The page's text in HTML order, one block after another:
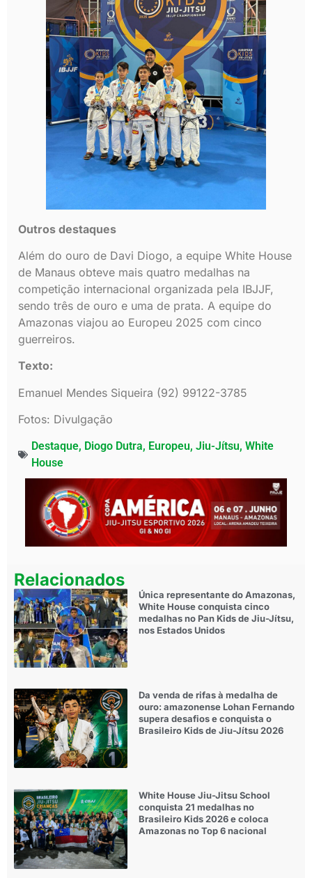
Outros destaques
Além do ouro de Davi Diogo, a equipe White House
de Manaus obteve mais quatro medalhas na
competição internacional organizada pela IBJJF,
sendo três de ouro e uma de prata. A equipe do
Amazonas viajou ao Europeu 2025 com cinco
guerreiros.
Texto:
Emanuel Mendes Siqueira (92) 99122-3785
Fotos: Divulgação
Destaque, Diogo Dutra, Europeu, Jiu-Jítsu, White
House
Relacionados
Única representante do Amazonas,
White House conquista cinco
medalhas no Pan Kids de Jiu-Jítsu,
nos Estados Unidos
Da venda de rifas à medalha de
ouro: amazonense Lohan Fernando
supera desafios e conquista o
Brasileiro Kids de Jiu-Jítsu 2026
White House Jiu-Jitsu School
conquista 21 medalhas no
Brasileiro Kids 2026 e coloca
Amazonas no Top 6 nacional